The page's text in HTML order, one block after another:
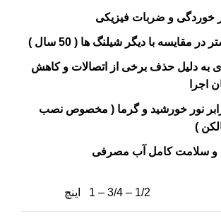
خوردگی و ضربات فیزیکی
مقایسه با دیگر شیلنگ ها ( 50 سال )
به دلیل حذف برخی از اتصالات و کاهش
اجرا
نور خورشید و گرما ( مخصوص نصب
)
و سلامت کامل آب مصرفی
1/2 – 3/4 – 1 اینچ